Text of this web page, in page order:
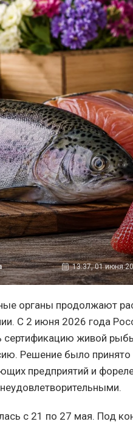
13:37, 01 июня
органы продолжают
С 2 июня 2026 года
сертификацию живой
Решение было
предприятий и
с 21 по 27 мая. Под